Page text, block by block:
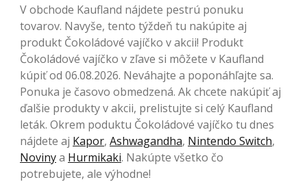
V obchode Kaufland nájdete pestrú ponuku
tovarov. Navyše, tento týždeň tu nakúpite aj
produkt Čokoládové vajíčko v akcii! Produkt
Čokoládové vajíčko v zľave si môžete v Kaufland
kúpiť od 06.08.2026. Neváhajte a poponáhľajte sa.
Ponuka je časovo obmedzená. Ak chcete nakúpiť aj
ďalšie produkty v akcii, prelistujte si celý Kaufland
leták. Okrem poduktu Čokoládové vajíčko tu dnes
nájdete aj Kapor, Ashwagandha, Nintendo Switch,
Novinya Hurmikaki. Nakúpte všetko čo
potrebujete, ale výhodne!